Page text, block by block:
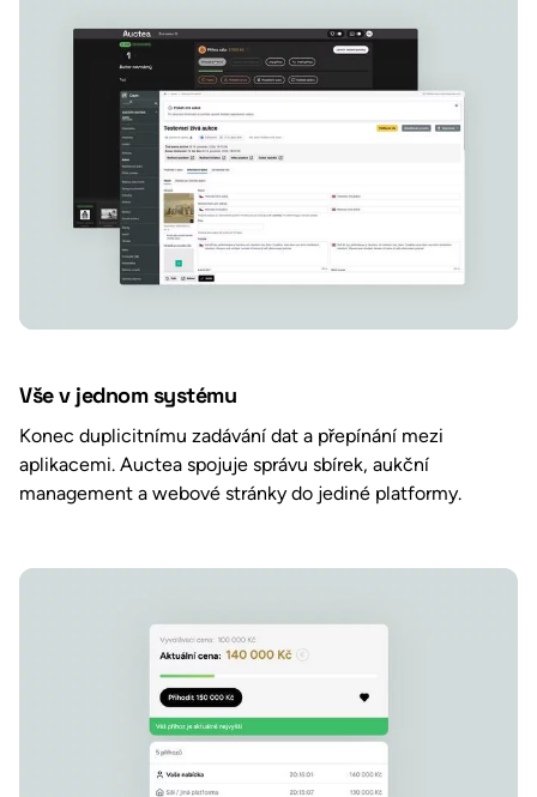
Vše v jednom systému
Konec duplicitnímu zadávání dat a přepínání mezi
aplikacemi. Auctea spojuje správu sbírek, aukční
management a webové stránky do jediné platformy.